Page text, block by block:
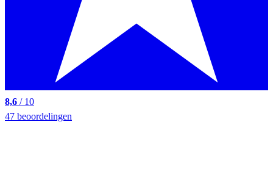
8,6 / 10
47 beoordelingen